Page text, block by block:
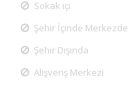
Sokak içi
Şehir İçinde Merkezde
Şehir Dışında
Alışveriş Merkezi